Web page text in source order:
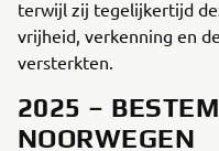
terwijl zij tegelijkertijd
vrijheid, verkenning en
versterkten.
2025 –
NOORWEGEN